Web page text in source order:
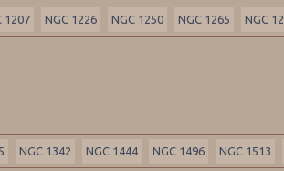
1207 NGC 1226 NGC 1250 NGC 1265 NGC
NGC 1342 NGC 1444 NGC 1496 NGC 1513